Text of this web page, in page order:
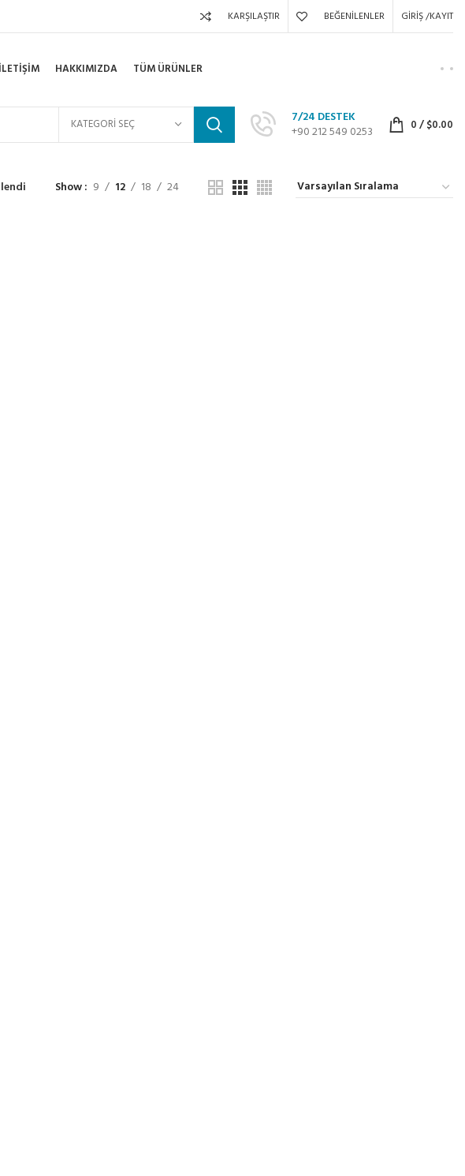
KARŞILAŞTIR BEĞENILENLER GIRIŞ /KAYIT
İLETIŞIM HAKKIMIZDA TÜM ÜRÜNLER
KATEGORI SEÇ
7/24 DESTEK
+90 212 549 0253
0/$0.00
Show 9 12 18 24